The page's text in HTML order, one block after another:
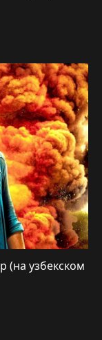
(на узбекском